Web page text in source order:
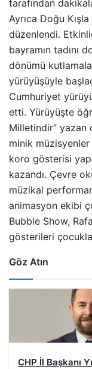
tarafından
Ayrıca Doğu
düzenlendi.
bayramın tadını
dönümü
yürüyüşüyle
Cumhuriyet
etti. Yürüyüşte
Milletindir” yazan
minik müzisyenler
koro gösterisi
kazandı. Çevre
müzikal
animasyon ekibi
Bubble Show,
gösterileri
Göz Atın
CHP İl Başkanı